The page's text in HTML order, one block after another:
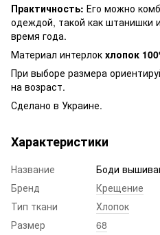
Практичность: Его можно
одеждой, такой как штанишки
время года.
Материал интерлок хлопок
При выборе размера
на возраст.
Сделано в Украине.
Характеристики
Название
Боди
Бренд
Крещение
Тип ткани
Хлопок
Размер
68